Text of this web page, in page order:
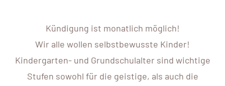
Kündigung ist monatlich möglich!
Wir alle wollen selbstbewusste Kinder!
Kindergarten- und Grundschulalter sind wichtige
Stufen sowohl für die geistige, als auch die